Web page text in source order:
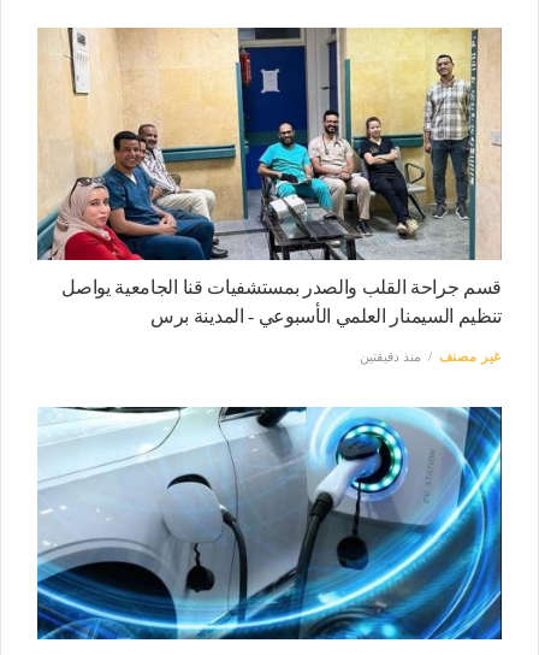
قسم جراحة القلب والصدر بمستشفيات قنا الجامعية يواصل
تنظيم السيمنار العلمي الأسبوعي - المدينة برس
غير مصنف منذ دقيقتين